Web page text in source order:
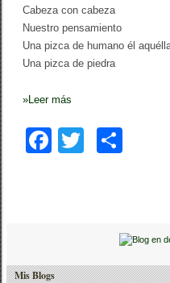
Cabeza con cabeza
Nuestro pensamiento
Una pizca de humano él
Una pizca de piedra
»Leer más
F
o
ar
tir
Mis Blogs